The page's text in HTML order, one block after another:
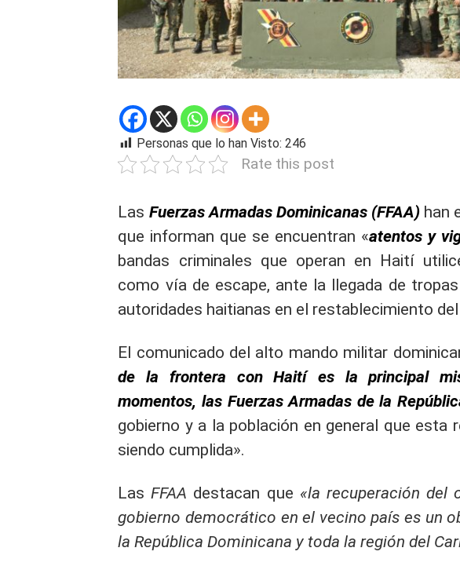
Personas que lo han Visto: 246
Rate this post
Las Fuerzas Armadas Dominicanas (FFAA) han
que informan que se encuentran «atentos y
bandas criminales que operan en Haití
como vía de escape, ante la llegada de
autoridades haitianas en el restablecimiento
El comunicado del alto mando militar
de la frontera con Haití es la principal
momentos, las Fuerzas Armadas de la
gobierno y a la población en general que esta
siendo cumplida».
LasFFAA destacan que «la recuperación del
gobierno democrático en el vecino país es un
la República Dominicana y toda la región del